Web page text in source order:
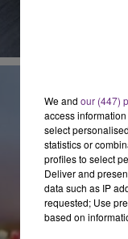
We and our (447)
access
select
statistics or
profiles to select
Deliver and
data such as IP
requested; Use
based on